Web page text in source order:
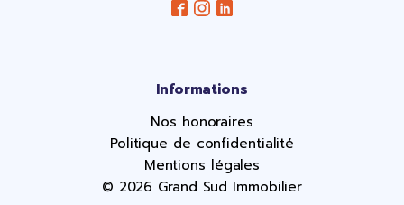
Informations
Nos honoraires
Politique de confidentialité
Mentions légales
© 2026 Grand Sud Immobilier